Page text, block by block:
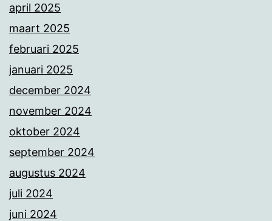
april 2025
maart 2025
februari 2025
januari 2025
december 2024
november 2024
oktober 2024
september 2024
augustus 2024
juli 2024
juni 2024